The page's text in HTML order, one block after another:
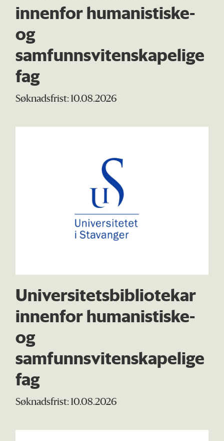
innenfor humanistiske-
og
samfunnsvitenskapelige
fag
Søknadsfrist: 10.08.2026
Universitetsbibliotekar
innenfor humanistiske-
og
samfunnsvitenskapelige
fag
Søknadsfrist: 10.08.2026